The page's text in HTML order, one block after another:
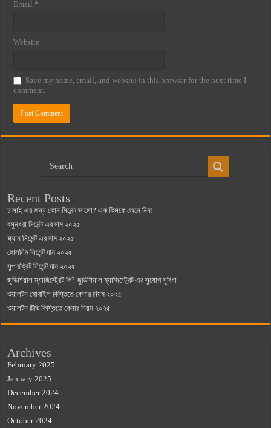
Email *
Website
Save my name, email, and website in this browser for the next time I
comment.
Recent Posts
ঢালাই এর জন্য কোন সিমেন্ট ভালো? এক ক্লিকে জেনে নিন!
বসুন্ধরা সিমেন্ট এর দাম ২০২৫
স্ক্যান সিমেন্ট এর দাম ২০২৫
হোলসিম সিমেন্ট দাম ২০২৫
সুপারক্রিট সিমেন্ট দাম ২০২৫
জুডিশিয়াল ম্যাজিস্ট্রেট কি? জুডিশিয়াল ম্যাজিস্ট্রেট এর সুযোগ সুবিধা
ওয়ালটন মোবাইল কিস্তিতে কেনার নিয়ম ২০২৫
ওয়ালটন টিভি কিস্তিতে কেনার নিয়ম ২০২৫
Archives
February 2025
January 2025
December 2024
November 2024
October 2024